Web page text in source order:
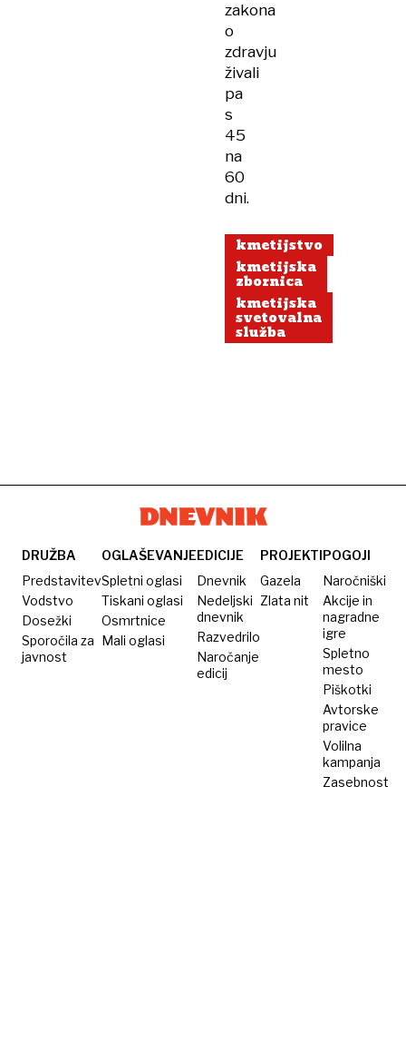
zakona
o
zdravju
živali
pa
s
45
na
60
dni.
kmetijstvo
kmetijska
zbornica
kmetijska
svetovalna
služba
DRUŽBA
Predstavitev
Vodstvo
Dosežki
Sporočila za
javnost
OGLAŠEVANJE
Spletni oglasi
Tiskani oglasi
Osmrtnice
Mali oglasi
EDICIJE
Dnevnik
Nedeljski
dnevnik
Razvedrilo
Naročanje
edicij
PROJEKTI
Gazela
Zlata nit
POGOJI
Naročniški
Akcije in
nagradne
igre
Spletno
mesto
Piškotki
Avtorske
pravice
Volilna
kampanja
Zasebnost